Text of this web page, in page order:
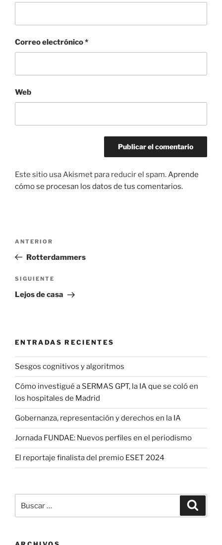
Correo electrónico*
Web
Este sitio usa Akismet para reducir el spam.Aprende
cómo se procesan los datos de tus comentarios.
entradas
Entrada
anterior:
ANTERIOR
Rotterdammers
Siguiente
entrada
SIGUIENTE
Lejos de casa
ENTRADAS RECIENTES
Sesgos cognitivos y algoritmos
Cómo investigué a SERMAS GPT, la IA que se coló en
los hospitales de Madrid
Gobernanza, representación y derechos en la IA
Jornada FUNDAE: Nuevos perfiles en el periodismo
El reportaje finalista del premio ESET 2024
por: